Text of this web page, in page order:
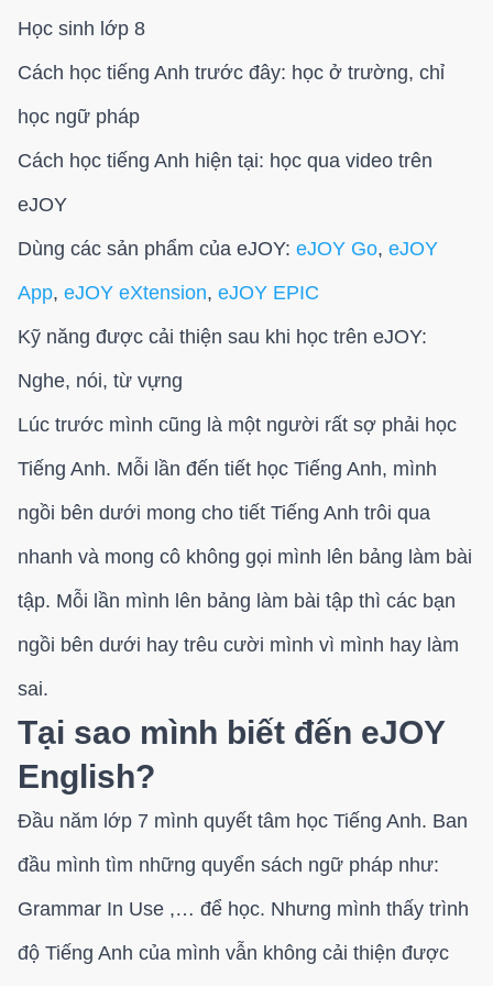
Học sinh lớp 8
Cách học tiếng Anh trước đây: học ở trường, chỉ
học ngữ pháp
Cách học tiếng Anh hiện tại: học qua video trên
eJOY
Dùng các sản phẩm của eJOY: eJOY Go, eJOY
App, eJOY eXtension, eJOY EPIC
Kỹ năng được cải thiện sau khi học trên eJOY:
Nghe, nói, từ vựng
Lúc trước mình cũng là một người rất sợ phải học
Tiếng Anh. Mỗi lần đến tiết học Tiếng Anh, mình
ngồi bên dưới mong cho tiết Tiếng Anh trôi qua
nhanh và mong cô không gọi mình lên bảng làm bài
tập. Mỗi lần mình lên bảng làm bài tập thì các bạn
ngồi bên dưới hay trêu cười mình vì mình hay làm
sai.
Tại sao mình biết đến eJOY
English?
Đầu năm lớp 7 mình quyết tâm học Tiếng Anh. Ban
đầu mình tìm những quyển sách ngữ pháp như:
Grammar In Use ,… để học. Nhưng mình thấy trình
độ Tiếng Anh của mình vẫn không cải thiện được